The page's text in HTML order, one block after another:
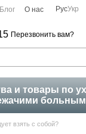
Блог О нас РусУкр
Перезвонить вам?
и товары по
взять с собой?